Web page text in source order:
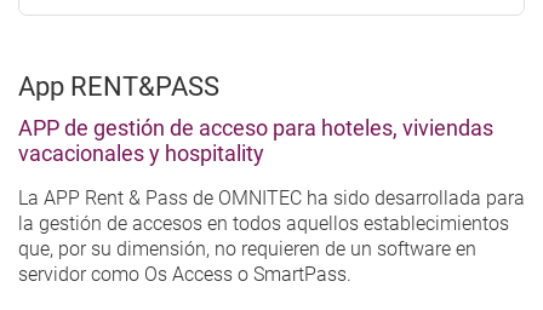
App RENT&PASS
APP de gestión de acceso para hoteles, viviendas
vacacionales y hospitality
La APP Rent & Pass de OMNITEC ha sido desarrollada para
la gestión de accesos en todos aquellos establecimientos
que, por su dimensión, no requieren de un software en
servidor como Os Access o SmartPass.